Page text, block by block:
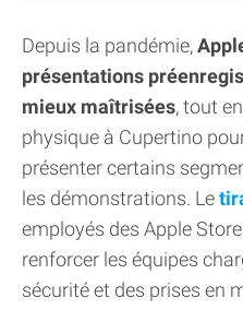
Depuis la pandémie,
présentations
mieux maîtrisées, tout
physique à Cupertino
présenter certains
les démonstrations. Le
employés des Apple
renforcer les équipes
sécurité et des prises en